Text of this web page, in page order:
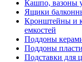
Кашпо, вазоны
Ящики
Кронштейны и
емкостей
Поддоны
Поддоны
Подставки для